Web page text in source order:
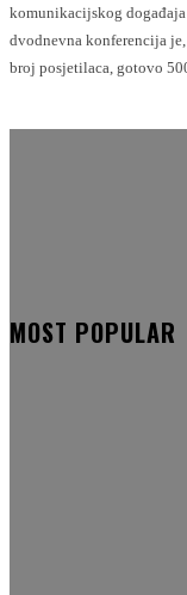
komunikacijskog
dvodnevna konferencija
broj posjetilaca, gotovo
MOST POPULAR